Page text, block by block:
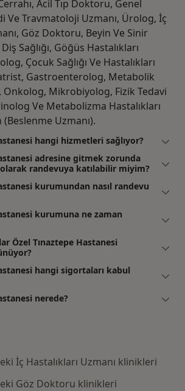
Acil Tıp Doktoru, Genel
Ve Travmatoloji Uzmanı, Ürolog, İç
Göz Doktoru, Beyin Ve Sinir
Sağlığı, Göğüs Hastalıkları
Çocuk Sağlığı Ve Hastalıkları
Gastroenterolog, Metabolik
Onkolog, Mikrobiyolog, Fizik Tedavi
Ve Metabolizma Hastalıkları
Uzmanı).
hangi hizmetleri sağlıyor?
adresine gitmek zorunda
randevuya katılabilir miyim?
kurumundan nasıl randevu
kurumuna ne zaman
Özel Tınaztepe Hastanesi
hangi sigortaları kabul
nerede?
İç Hastalıkları Uzmanı klinikleri
Göz Doktoru klinikleri